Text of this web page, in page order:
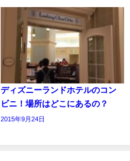
ディズニーランドホテルのコン
ビニ！場所はどこにあるの？
2015年9月24日